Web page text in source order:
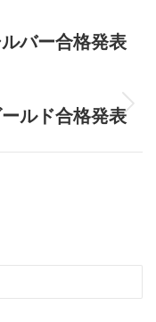
バー合格発表
ルド合格発表